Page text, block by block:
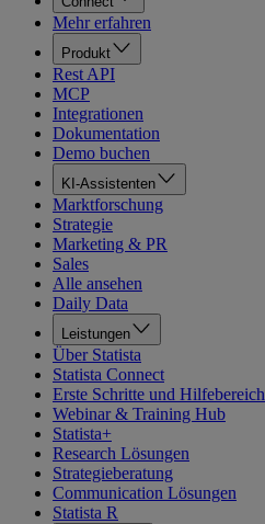
Mehr erfahren
Produkt
Rest API
MCP
Integrationen
Dokumentation
Demo buchen
KI-Assistenten
Marktforschung
Strategie
Marketing & PR
Sales
Alle ansehen
Daily Data
Leistungen
Über Statista
Statista Connect
Erste Schritte und Hilfebereich
Webinar & Training Hub
Statista+
Research Lösungen
Strategieberatung
Communication Lösungen
Statista R